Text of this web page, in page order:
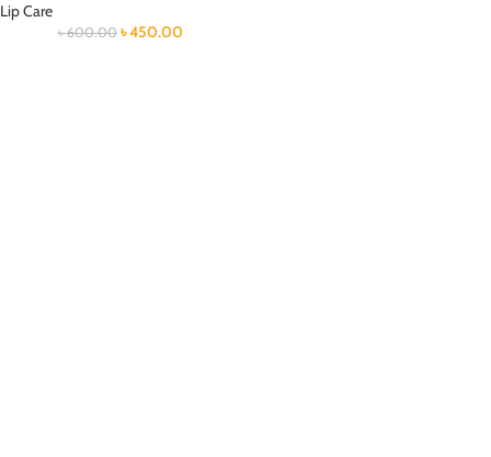
Lip Care
৳600.00 ৳450.00